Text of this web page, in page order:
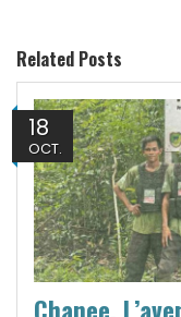
Related Posts
18
OCT.